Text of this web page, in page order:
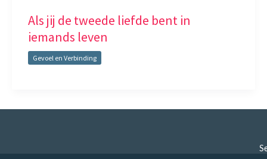
Als jij de tweede liefde bent in
iemands leven
Gevoel en Verbinding